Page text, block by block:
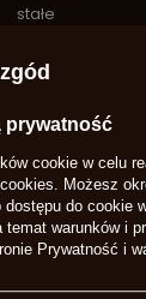
stałe
Nie
1:18
4mm
1/4 x 28 unf
kapiszonowy
prywatność
cookie w celu
. Możesz
do cookie
temat warunków i
Prywatność i